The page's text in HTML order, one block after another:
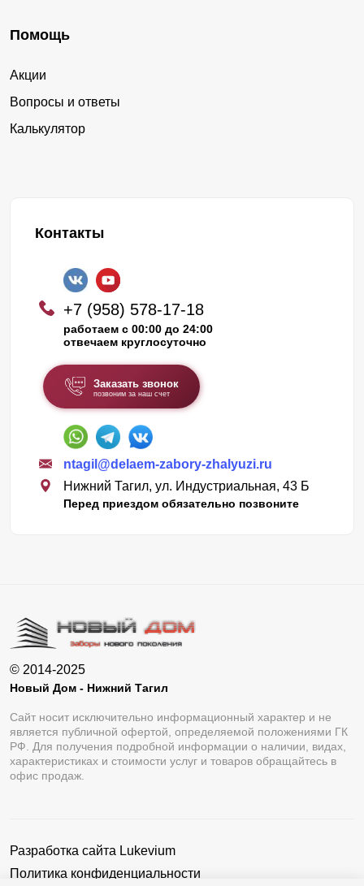
Помощь
Акции
Вопросы и ответы
Калькулятор
Контакты
+7 (958) 578-17-18
работаем с 00:00 до 24:00
отвечаем круглосуточно
Заказать звонок
позвоним за наш счет
ntagil@delaem-zabory-zhalyuzi.ru
Нижний Тагил, ул. Индустриальная, 43 Б
Перед приездом обязательно позвоните
© 2014-2025
Новый Дом - Нижний Тагил
Сайт носит исключительно информационный характер и не
является публичной офертой, определяемой положениями ГК
РФ. Для получения подробной информации о наличии, видах,
характеристиках и стоимости услуг и товаров обращайтесь в
офис продаж.
Разработка сайта Lukevium
Политика конфиденциальности